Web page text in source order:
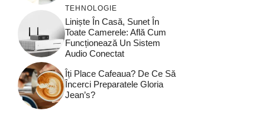
TEHNOLOGIE
Liniște În Casă, Sunet În
Toate Camerele: Află Cum
Funcționează Un Sistem
Audio Conectat
Îți Place Cafeaua? De Ce Să
Încerci Preparatele Gloria
Jean’s?